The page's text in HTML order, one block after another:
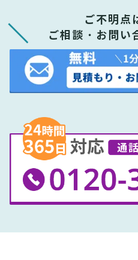
ご不明点
ご相談・お問い